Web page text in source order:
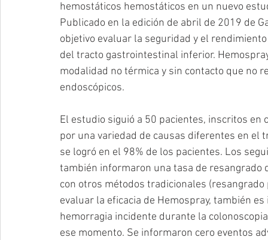
hemostáticos hemostáticos en un nuevo
Publicado en la edición de abril de 2019 de
objetivo evaluar la seguridad y el
del tracto gastrointestinal inferior.
modalidad no térmica y sin contacto que no
endoscópicos.
El estudio siguió a 50 pacientes, inscritos
por una variedad de causas diferentes en
se logró en el 98% de los pacientes. Los
también informaron una tasa de
con otros métodos tradicionales
evaluar la eficacia de Hemospray, también
hemorragia incidente durante la
ese momento. Se informaron cero eventos